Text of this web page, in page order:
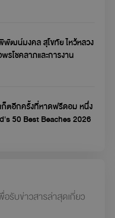
พัฒน์มงคล สุโขทัย ไหว้หลวง
รโชคลาภและการงาน
ก็ตอีกครั้งที่หาดฟรีดอม หนึ่ง
50 Best Beaches 2026
รับข่าวสารล่าสุดเกี่ยว